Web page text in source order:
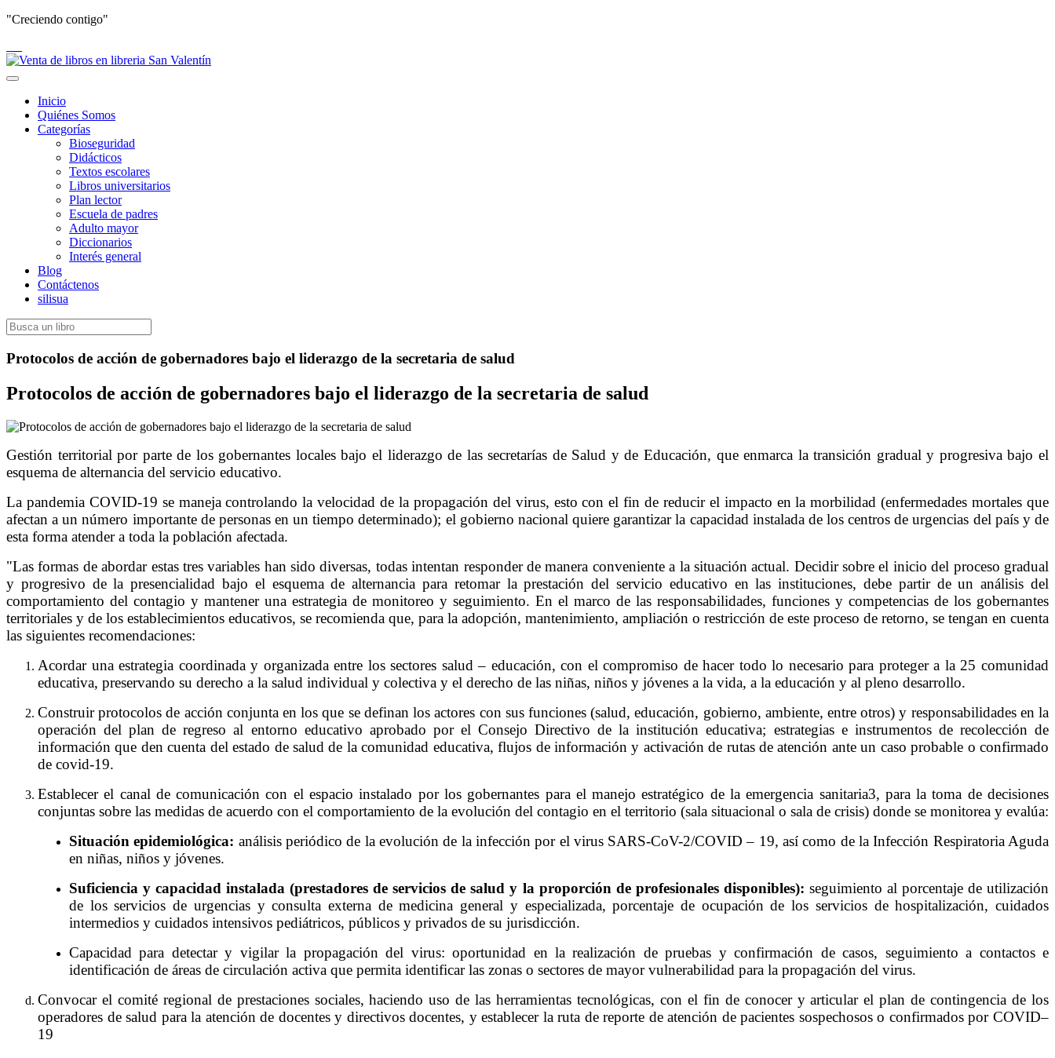
"Creciendo contigo"
Toggle
navigation
Inicio
Quiénes Somos
Categorías
Bioseguridad
Didácticos
Textos escolares
Libros universitarios
Plan lector
Escuela de padres
Adulto mayor
Diccionarios
Interés general
Blog
Contáctenos
silisua
Protocolos de acción de gobernadores bajo el liderazgo de la secretaria de salud
Protocolos de acción de gobernadores bajo el liderazgo de la secretaria de salud
Gestión territorial por parte de los gobernantes locales bajo el liderazgo de las secretarías de Salud y de Educación, que enmarca la transición gradual y progresiva bajo el
esquema de alternancia del servicio educativo.
La pandemia COVID-19 se maneja controlando la velocidad de la propagación del virus, esto con el fin de reducir el impacto en la morbilidad (enfermedades mortales que
afectan a un número importante de personas en un tiempo determinado); el gobierno nacional quiere garantizar la capacidad instalada de los centros de urgencias del país y de
esta forma atender a toda la población afectada.
"Las formas de abordar estas tres variables han sido diversas, todas intentan responder de manera conveniente a la situación actual. Decidir sobre el inicio del proceso gradual
y progresivo de la presencialidad bajo el esquema de alternancia para retomar la prestación del servicio educativo en las instituciones, debe partir de un análisis del
comportamiento del contagio y mantener una estrategia de monitoreo y seguimiento. En el marco de las responsabilidades, funciones y competencias de los gobernantes
territoriales y de los establecimientos educativos, se recomienda que, para la adopción, mantenimiento, ampliación o restricción de este proceso de retorno, se tengan en cuenta
las siguientes recomendaciones:
Acordar una estrategia coordinada y organizada entre los sectores salud – educación, con el compromiso de hacer todo lo necesario para proteger a la 25 comunidad
educativa, preservando su derecho a la salud individual y colectiva y el derecho de las niñas, niños y jóvenes a la vida, a la educación y al pleno desarrollo.
Construir protocolos de acción conjunta en los que se definan los actores con sus funciones (salud, educación, gobierno, ambiente, entre otros) y responsabilidades en la
operación del plan de regreso al entorno educativo aprobado por el Consejo Directivo de la institución educativa; estrategias e instrumentos de recolección de
información que den cuenta del estado de salud de la comunidad educativa, flujos de información y activación de rutas de atención ante un caso probable o confirmado
de covid-19.
Establecer el canal de comunicación con el espacio instalado por los gobernantes para el manejo estratégico de la emergencia sanitaria3, para la toma de decisiones
conjuntas sobre las medidas de acuerdo con el comportamiento de la evolución del contagio en el territorio (sala situacional o sala de crisis) donde se monitorea y evalúa:
Situación epidemiológica: análisis periódico de la evolución de la infección por el virus SARS-CoV-2/COVID – 19, así como de la Infección Respiratoria Aguda
en niñas, niños y jóvenes.
Suficiencia y capacidad instalada (prestadores de servicios de salud y la proporción de profesionales disponibles): seguimiento al porcentaje de utilización
de los servicios de urgencias y consulta externa de medicina general y especializada, porcentaje de ocupación de los servicios de hospitalización, cuidados
intermedios y cuidados intensivos pediátricos, públicos y privados de su jurisdicción.
Capacidad para detectar y vigilar la propagación del virus: oportunidad en la realización de pruebas y confirmación de casos, seguimiento a contactos e
identificación de áreas de circulación activa que permita identificar las zonas o sectores de mayor vulnerabilidad para la propagación del virus.
Convocar el comité regional de prestaciones sociales, haciendo uso de las herramientas tecnológicas, con el fin de conocer y articular el plan de contingencia de los
operadores de salud para la atención de docentes y directivos docentes, y establecer la ruta de reporte de atención de pacientes sospechosos o confirmados por COVID–
19